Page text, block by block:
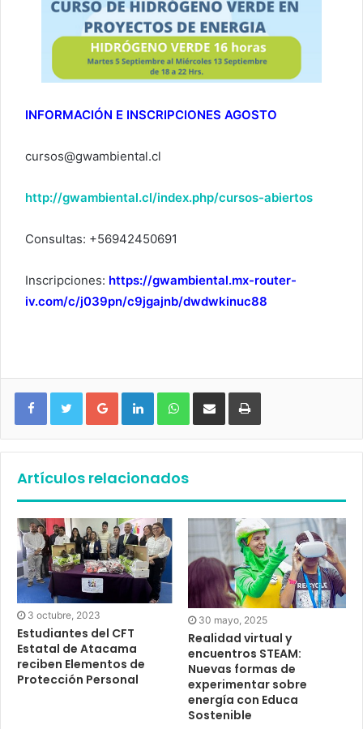
INFORMACIÓN E INSCRIPCIONES AGOSTO
cursos@gwambiental.cl
http://gwambiental.cl/index.php/cursos-abiertos
Consultas: +56942450691
Inscripciones: https://gwambiental.mx-router-
iv.com/c/j039pn/c9jgajnb/dwdwkinuc88
Google+ LinkedIn WhatsApp
Artículos relacionados
3 octubre, 2023
Estudiantes del CFT
Estatal de Atacama
reciben Elementos de
Protección Personal
30 mayo, 2025
Realidad virtual y
encuentros STEAM:
Nuevas formas de
experimentar sobre
energía con Educa
Sostenible